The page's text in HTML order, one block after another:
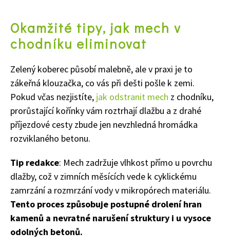
Okamžité tipy, jak mech v
chodníku eliminovat
Zelený koberec působí malebně, ale v praxi je to
zákeřná klouzačka, co vás při dešti pošle k zemi.
Pokud včas nezjistíte, jak odstranit mech z chodníku,
prorůstající kořínky vám roztrhají dlažbu a z drahé
příjezdové cesty zbude jen nevzhledná hromádka
rozviklaného betonu.
Tip redakce: Mech zadržuje vlhkost přímo u povrchu
dlažby, což v zimních měsících vede k cyklickému
zamrzání a rozmrzání vody v mikropórech materiálu.
Tento proces způsobuje postupné drolení hran
kamenů a nevratné narušení struktury i u vysoce
odolných betonů.